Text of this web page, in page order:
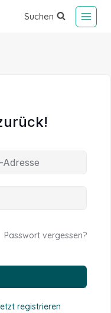
Suchen
Passwort vergessen?
registrieren